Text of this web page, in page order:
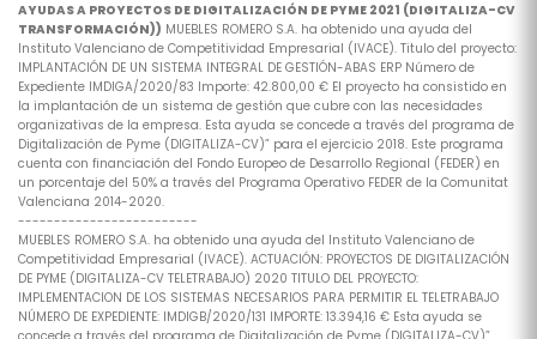
AYUDAS A PROYECTOS DE DIGITALIZACIÓN DE PYME 2021 (DIGITALIZA-CV
TRANSFORMACIÓN)) MUEBLES ROMERO S.A. ha obtenido una ayuda del
Instituto Valenciano de Competitividad Empresarial (IVACE). Titulo del proyecto:
IMPLANTACIÓN DE UN SISTEMA INTEGRAL DE GESTIÓN-ABAS ERP Número de
Expediente IMDIGA/2020/83 Importe: 42.800,00 € El proyecto ha consistido en
la implantación de un sistema de gestión que cubre con las necesidades
organizativas de la empresa. Esta ayuda se concede a través del programa de
Digitalización de Pyme (DIGITALIZA-CV)” para el ejercicio 2018. Este programa
cuenta con financiación del Fondo Europeo de Desarrollo Regional (FEDER) en
un porcentaje del 50% a través del Programa Operativo FEDER de la Comunitat
Valenciana 2014-2020.
-------------------------
MUEBLES ROMERO S.A. ha obtenido una ayuda del Instituto Valenciano de
Competitividad Empresarial (IVACE). ACTUACIÓN: PROYECTOS DE DIGITALIZACIÓN
DE PYME (DIGITALIZA-CV TELETRABAJO) 2020 TITULO DEL PROYECTO:
IMPLEMENTACION DE LOS SISTEMAS NECESARIOS PARA PERMITIR EL TELETRABAJO
NÚMERO DE EXPEDIENTE: IMDIGB/2020/131 IMPORTE: 13.394,16 € Esta ayuda se